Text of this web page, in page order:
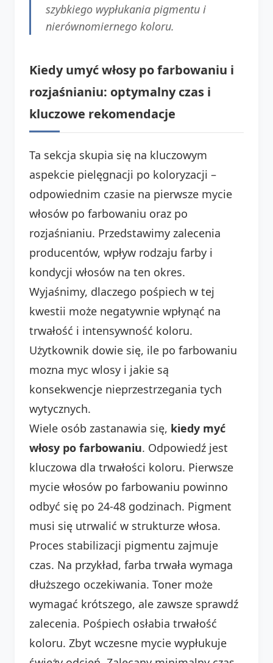
szybkiego wypłukania pigmentu i
nierównomiernego koloru.
Kiedy umyć włosy po farbowaniu i
rozjaśnianiu: optymalny czas i
kluczowe rekomendacje
Ta sekcja skupia się na kluczowym
aspekcie pielęgnacji po koloryzacji –
odpowiednim czasie na pierwsze mycie
włosów po farbowaniu oraz po
rozjaśnianiu. Przedstawimy zalecenia
producentów, wpływ rodzaju farby i
kondycji włosów na ten okres.
Wyjaśnimy, dlaczego pośpiech w tej
kwestii może negatywnie wpłynąć na
trwałość i intensywność koloru.
Użytkownik dowie się, ile po farbowaniu
mozna myc wlosy i jakie są
konsekwencje nieprzestrzegania tych
wytycznych.
Wiele osób zastanawia się, kiedy myć
włosy po farbowaniu. Odpowiedź jest
kluczowa dla trwałości koloru. Pierwsze
mycie włosów po farbowaniu powinno
odbyć się po 24-48 godzinach. Pigment
musi się utrwalić w strukturze włosa.
Proces stabilizacji pigmentu zajmuje
czas. Na przykład, farba trwała wymaga
dłuższego oczekiwania. Toner może
wymagać krótszego, ale zawsze sprawdź
zalecenia. Pośpiech osłabia trwałość
koloru. Zbyt wczesne mycie wypłukuje